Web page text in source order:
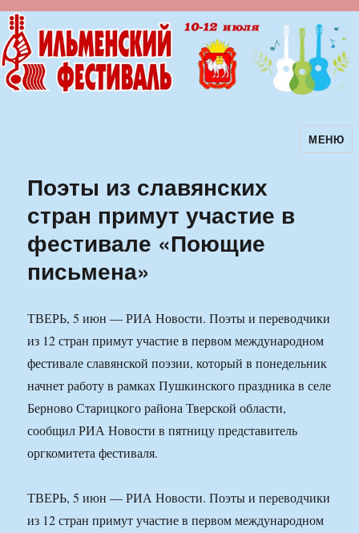
Ильменский фестиваль авторскойМЕНЮ
Поэты из славянских
стран примут участие в
фестивале «Поющие
письмена»
ТВЕРЬ, 5 июн — РИА Новости. Поэты и переводчики
из 12 стран примут участие в первом международном
фестивале славянской поэзии, который в понедельник
начнет работу в рамках Пушкинского праздника в селе
Берново Старицкого района Тверской области,
сообщил РИА Новости в пятницу представитель
оргкомитета фестиваля.
ТВЕРЬ, 5 июн — РИА Новости. Поэты и переводчики
из 12 стран примут участие в первом международном